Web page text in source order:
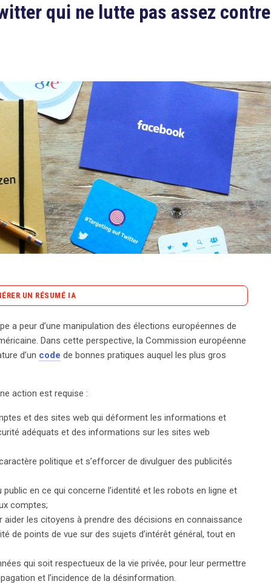
qui ne lutte pas assez contre
UN RÉSUMÉ IA
des élections européennes de 2019, souhaitant
cette menace, la Commission européenne a élaboré
auquel les géants d’Internet sont invités à adhérer.
politiques, clarifier l’identité des utilisateurs en
s’informer, et permettre aux chercheurs d’accéder
un rapport d’étape de la Commission révèle
en ligne. Facebook, Google et Twitter n’ont pas
pour combattre la désinformation. Par exemple,
de ses contrôles publicitaires, tandis que Twitter a
exige désormais des rapports mensuels pour
élections. La crainte réside dans les interventions
l’opinion publique et à favoriser des partis
Ce climat d’incertitude pousse Bruxelles à agir
électoral. Les enjeux sont donc cruciaux pour
a peur d’une manipulation des élections européennes de
Dans cette perspective, la Commission européenne
d’un code de bonnes pratiques auquel les plus gros
action est requise :
et des sites web qui déforment les informations et
adéquats et des informations sur les sites web
politique et s’efforcer de divulguer des publicités
en ce qui concerne l’identité et les robots en ligne et
comptes;
les citoyens à prendre des décisions en connaissance
de points de vue sur des sujets d’intérêt général, tout en
qui soit respectueux de la vie privée, pour leur permettre
et l’incidence de la désinformation.